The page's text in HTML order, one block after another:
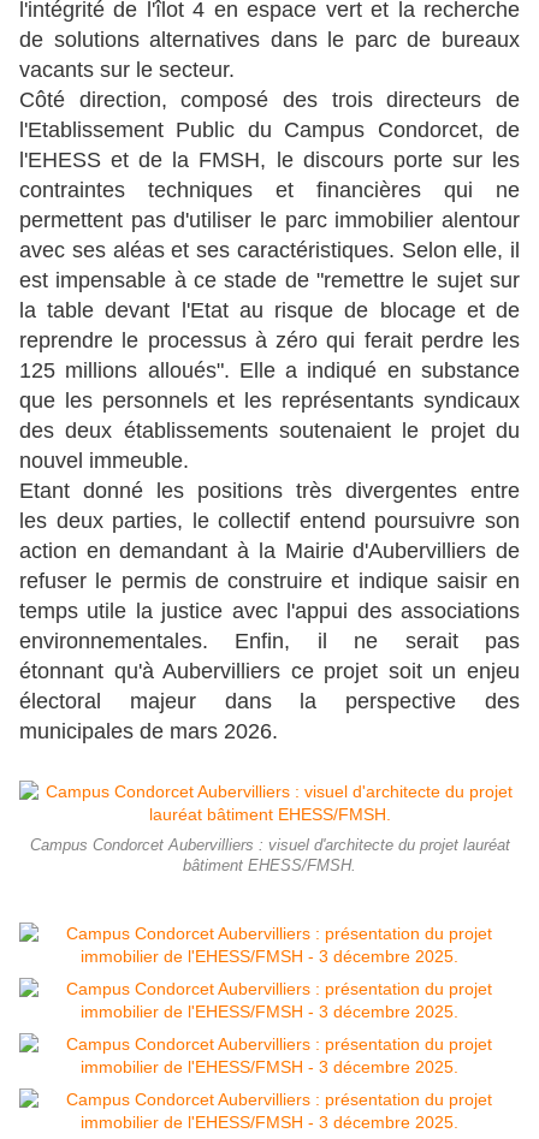
l'intégrité de l'îlot 4 en espace vert et la recherche
de solutions alternatives dans le parc de bureaux
vacants sur le secteur.
Côté direction, composé des trois directeurs de
l'Etablissement Public du Campus Condorcet, de
l'EHESS et de la FMSH, le discours porte sur les
contraintes techniques et financières qui ne
permettent pas d'utiliser le parc immobilier alentour
avec ses aléas et ses caractéristiques. Selon elle, il
est impensable à ce stade de "remettre le sujet sur
la table devant l'Etat au risque de blocage et de
reprendre le processus à zéro qui ferait perdre les
125 millions alloués". Elle a indiqué en substance
que les personnels et les représentants syndicaux
des deux établissements soutenaient le projet du
nouvel immeuble.
Etant donné les positions très divergentes entre
les deux parties, le collectif entend poursuivre son
action en demandant à la Mairie d'Aubervilliers de
refuser le permis de construire et indique saisir en
temps utile la justice avec l'appui des associations
environnementales. Enfin, il ne serait pas
étonnant qu'à Aubervilliers ce projet soit un enjeu
électoral majeur dans la perspective des
municipales de mars 2026.
Campus Condorcet Aubervilliers : visuel d'architecte du projet lauréat
bâtiment EHESS/FMSH.